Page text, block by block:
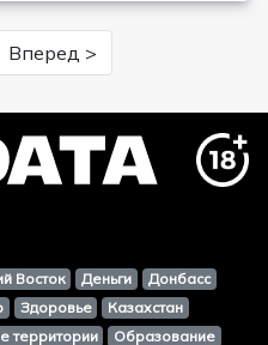
Вперед >
Восток Деньги
Донбасс
Здоровье
Казахстан
территории Образование